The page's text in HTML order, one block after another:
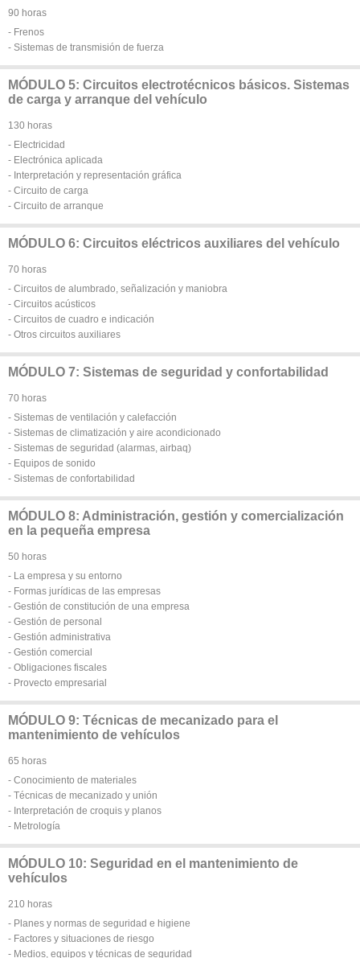
90 horas
- Frenos
- Sistemas de transmisión de fuerza
MÓDULO 5: Circuitos electrotécnicos básicos. Sistemas
de carga y arranque del vehículo
130 horas
- Electricidad
- Electrónica aplicada
- Interpretación y representación gráfica
- Circuito de carga
- Circuito de arranque
MÓDULO 6: Circuitos eléctricos auxiliares del vehículo
70 horas
- Circuitos de alumbrado, señalización y maniobra
- Circuitos acústicos
- Circuitos de cuadro e indicación
- Otros circuitos auxiliares
MÓDULO 7: Sistemas de seguridad y confortabilidad
70 horas
- Sistemas de ventilación y calefacción
- Sistemas de climatización y aire acondicionado
- Sistemas de seguridad (alarmas, airbaq)
- Equipos de sonido
- Sistemas de confortabilidad
MÓDULO 8: Administración, gestión y comercialización
en la pequeña empresa
50 horas
- La empresa y su entorno
- Formas jurídicas de las empresas
- Gestión de constitución de una empresa
- Gestión de personal
- Gestión administrativa
- Gestión comercial
- Obligaciones fiscales
- Provecto empresarial
MÓDULO 9: Técnicas de mecanizado para el
mantenimiento de vehículos
65 horas
- Conocimiento de materiales
- Técnicas de mecanizado y unión
- Interpretación de croquis y planos
- Metrología
MÓDULO 10: Seguridad en el mantenimiento de
vehículos
210 horas
- Planes y normas de seguridad e higiene
- Factores y situaciones de riesgo
- Medios, equipos y técnicas de seguridad